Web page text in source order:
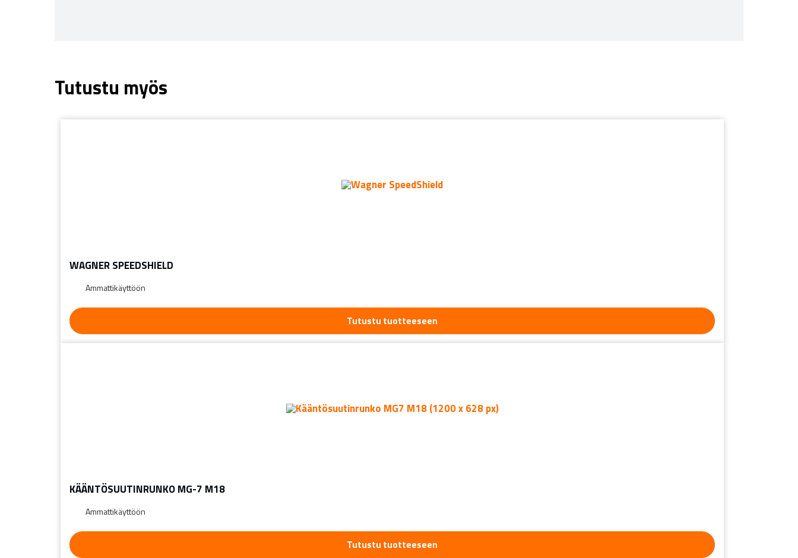
Tutustu myös
WAGNER SPEEDSHIELD
Ammattikäyttöön
Tutustu tuotteeseen
KÄÄNTÖSUUTINRUNKO MG-7 M18
Ammattikäyttöön
Tutustu tuotteeseen